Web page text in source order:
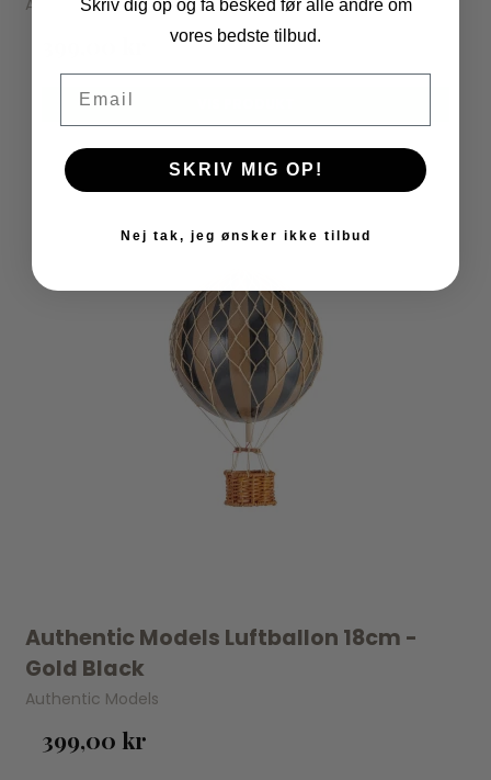
Authentic Models
UDSOLGT
Authentic Models Luftballon 18cm -
Gold Black
Authentic Models
399,00 kr
Skriv dig op og få besked før alle andre om
vores bedste tilbud.
SKRIV MIG OP!
Nej tak, jeg ønsker ikke tilbud